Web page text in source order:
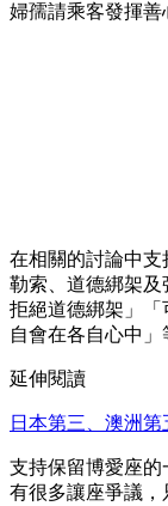
婦孺請乘客發揮善
在相關的討論中
勒索、道德綁架及
拒絕道德綁架」
自會在各自心中」
延伸閱讀
日本第三、澳洲
支持保留博愛座
有很多讓座爭議